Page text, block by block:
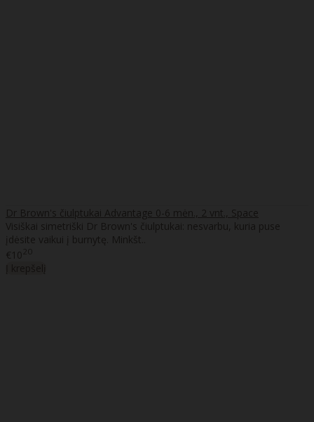
Dr Brown's čiulptukai Advantage 0-6 mėn., 2 vnt., Space
Visiškai simetriški Dr Brown's čiulptukai: nesvarbu, kuria puse
įdėsite vaikui į burnytę. Minkšt..
€10 20